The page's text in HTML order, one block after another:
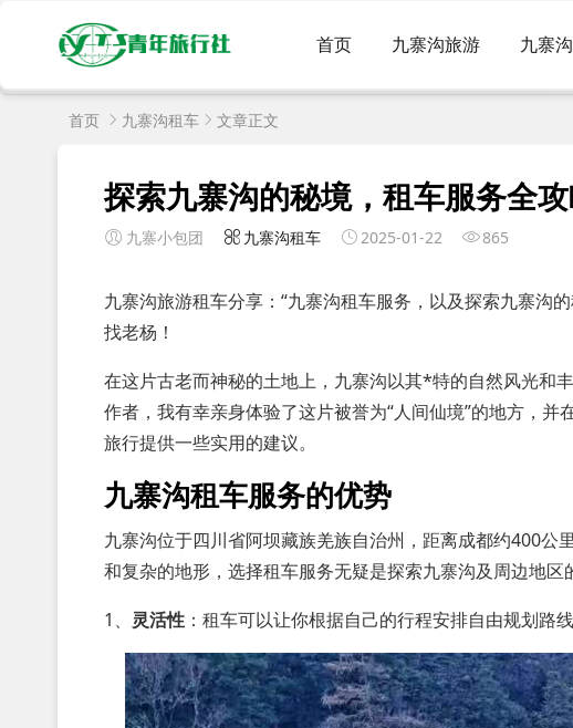
首页 九寨沟旅游 九寨
首页 九寨沟租车 文章正文
探索九寨沟的秘境，租车服务全
九寨小包团 九寨沟租车 2025-01-22 865
九寨沟旅游租车分享：“九寨沟租车服务，以及探索九寨沟
找老杨！
在这片古老而神秘的土地上，九寨沟以其*特的自然风光和
作者，我有幸亲身体验了这片被誉为“人间仙境”的地方，
旅行提供一些实用的建议。
九寨沟租车服务的优势
九寨沟位于四川省阿坝藏族羌族自治州，距离成都约400
和复杂的地形，选择租车服务无疑是探索九寨沟及周边地
1、 灵活性 ：租车可以让你根据自己的行程安排自由规划路